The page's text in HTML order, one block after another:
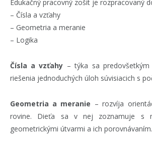
Edukačný pracovný zošit je rozpracovaný
– Čísla a vzťahy
– Geometria a meranie
– Logika
Čísla a vzťahy – týka sa
riešenia jednoduchých úloh súvisiacich s
Geometria a meranie – rozvíja
rovine. Dieťa sa v nej zoznamuje s
geometrickými útvarmi a ich porovnávaním.